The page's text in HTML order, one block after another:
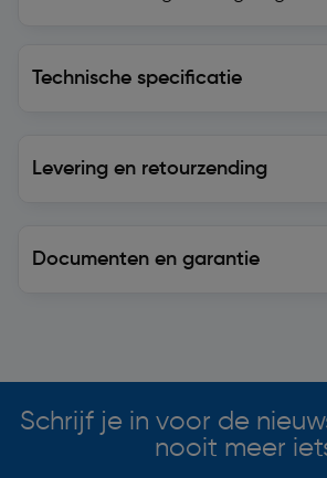
Technische specificatie
Levering en retourzending
Documenten en garantie
Schrijf je in voor de
nooit meer